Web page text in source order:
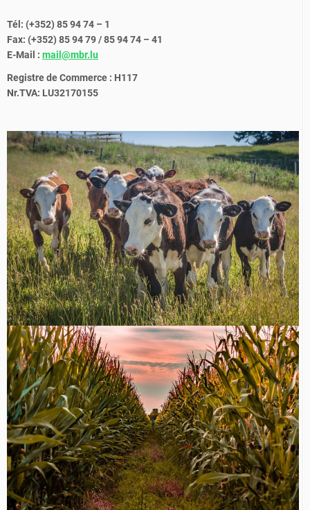
Tél: (+352) 85 94 74 – 1
Fax: (+352) 85 94 79 / 85 94 74 – 41
E-Mail : mail@mbr.lu
Registre de Commerce : H117
Nr.TVA: LU32170155